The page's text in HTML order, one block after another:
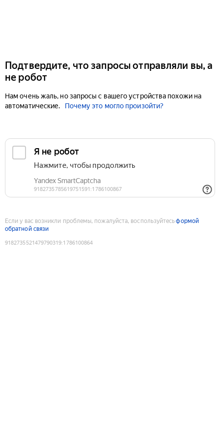
Подтвердите, что запросы отправляли вы, а
не робот
Нам очень жаль, но запросы с вашего устройства похожи на
автоматические.
Почему это могло произойти?
Если у вас возникли проблемы, пожалуйста, воспользуйтесьформой
обратной связи
9182735521479790319:1786100864